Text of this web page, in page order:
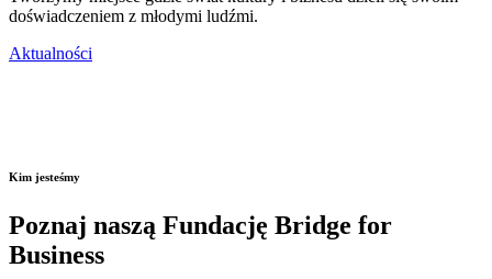
doświadczeniem z młodymi ludźmi.
Aktualności
Kim jesteśmy
Poznaj naszą Fundację Bridge for
Business